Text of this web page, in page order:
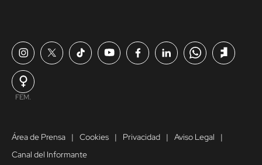
FEM.
Área de Prensa Cookies Privacidad
Aviso Legal
Canal del Informante